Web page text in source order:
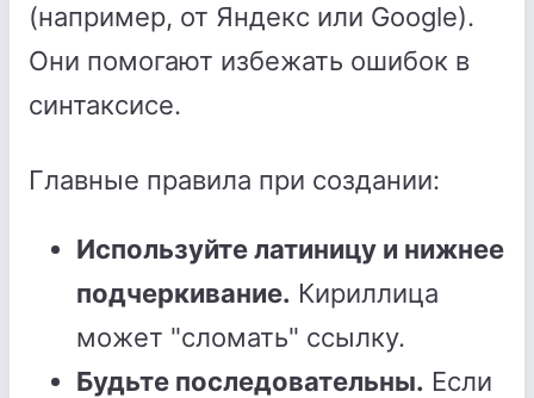
(например, от Яндекс или Google).
Они помогают избежать ошибок в
синтаксисе.
Главные правила при создании:
Используйте латиницу и нижнее
подчеркивание. Кириллица
может "сломать" ссылку.
Будьте последовательны. Если